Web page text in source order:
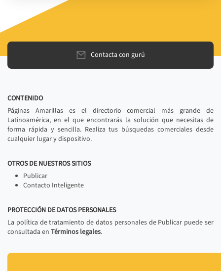
Contacta con gurú
CONTENIDO
Páginas Amarillas es el directorio comercial más grande de
Latinoamérica, en el que encontrarás la solución que necesitas de
forma rápida y sencilla. Realiza tus búsquedas comerciales desde
cualquier lugar y dispositivo.
OTROS DE NUESTROS SITIOS
Publicar
Contacto Inteligente
PROTECCIÓN DE DATOS PERSONALES
La política de tratamiento de datos personales de Publicar puede ser
consultada en Términos legales.